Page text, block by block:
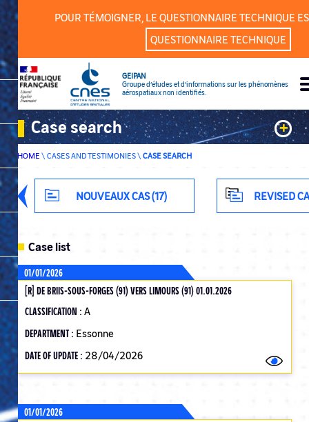
POUR TÉMOIGNER, LE QUESTIONNAIRE TECHNIQUE
QUESTIONNAIRE TECHNIQUE
GEIPAN
Groupe d’études et d’informations sur les phénomènes
aérospatiaux non identifiés.
Case search +
Keywords
Classification
ADVANCED SEARCH
NOUVEAUX CAS (17) REVISED
HOME \ CASES AND TESTIMONIES\ CASE SEARCH
Case list
01/01/2026
[R] DE BRIIS-SOUS-FORGES (91) VERS LIMOURS (91) 01.01.2026
CLASSIFICATION : A
DEPARTMENT : Essonne
DATE OF UPDATE : 28/04/2026
01/01/2026